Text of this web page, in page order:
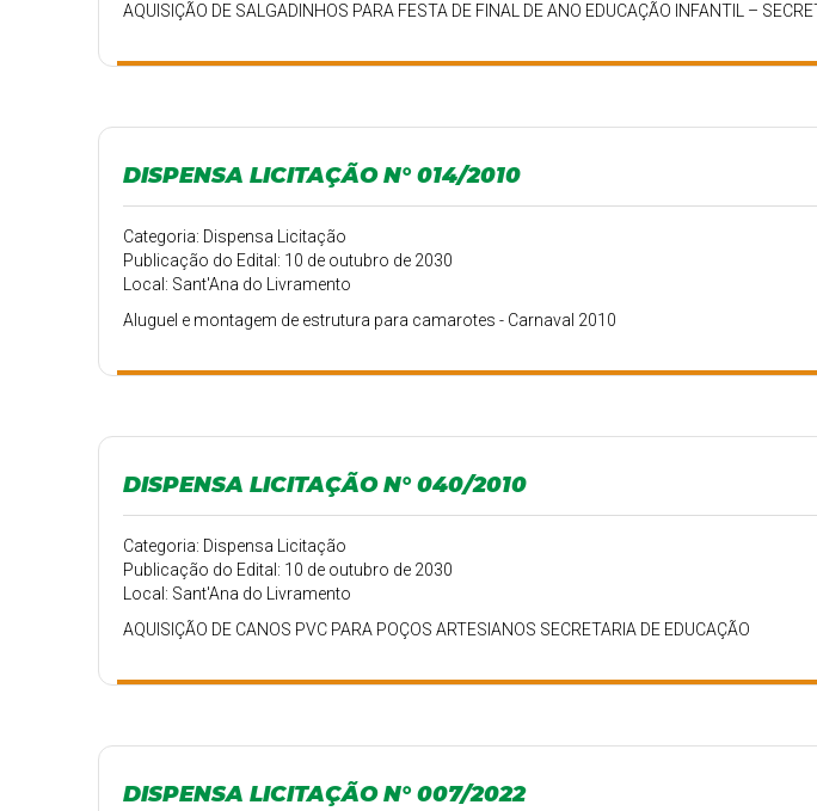
AQUISIÇÃO DE SALGADINHOS PARA FESTA DE FINAL DE ANO EDUCAÇÃO INFANTIL –
DISPENSA LICITAÇÃO N° 014/2010
Categoria: Dispensa Licitação
Publicação do Edital: 10 de outubro de 2030
Local: Sant'Ana do Livramento
Aluguel e montagem de estrutura para camarotes - Carnaval 2010
DISPENSA LICITAÇÃO N° 040/2010
Categoria: Dispensa Licitação
Publicação do Edital: 10 de outubro de 2030
Local: Sant'Ana do Livramento
AQUISIÇÃO DE CANOS PVC PARA POÇOS ARTESIANOS SECRETARIA DE EDUCAÇÃO
DISPENSA LICITAÇÃO N° 007/2022